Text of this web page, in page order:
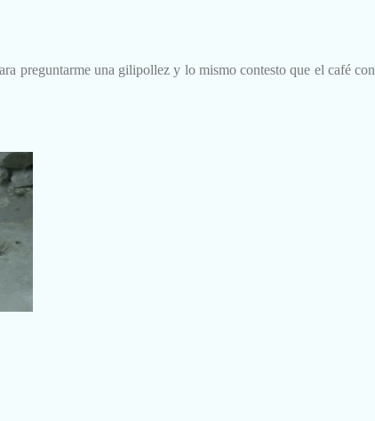
preguntarme una gilipollez y lo mismo contesto que el café con